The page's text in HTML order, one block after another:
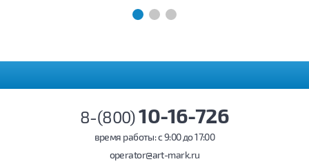
8-(800)10-16-726
время работы: c 9:00 до 17:00
operator@art-mark.ru